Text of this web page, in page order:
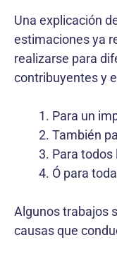
Una explicación
estimaciones ya
realizarse para
contribuyentes y
Para un
También
Para
Ó para
Algunos trabajos
causas que